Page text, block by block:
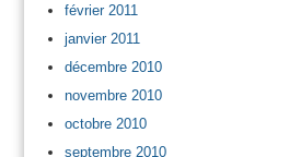
février 2011
janvier 2011
décembre 2010
novembre 2010
octobre 2010
septembre 2010